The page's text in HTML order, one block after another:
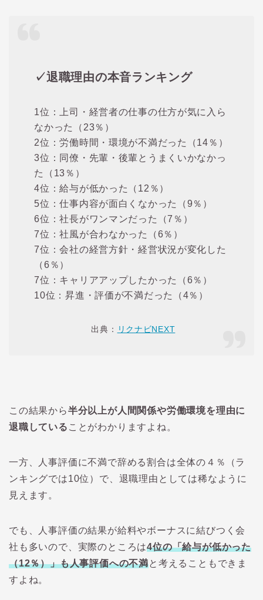
✓退職理由の本音ランキング
1位：上司・経営者の仕事の仕方が気に入ら
なかった（23％）
2位：労働時間・環境が不満だった（14％）
3位：同僚・先輩・後輩とうまくいかなかっ
た（13％）
4位：給与が低かった（12％）
5位：仕事内容が面白くなかった（9％）
6位：社長がワンマンだった（7％）
7位：社風が合わなかった（6％）
7位：会社の経営方針・経営状況が変化した
（6％）
7位：キャリアアップしたかった（6％）
10位：昇進・評価が不満だった（4％）
出典： リクナビNEXT
この結果から半分以上が人間関係や労働環境を理由に
退職している ことがわかりますよね。
一方、人事評価に不満で辞める割合は全体の４％（ラ
ンキングでは10位）で、退職理由としては稀なように
見えます。
でも、人事評価の結果が給料やボーナスに結びつく会
社も多いので、実際のところは4位の「給与が低かった
（12％）」も人事評価への不満と考えることもできま
すよね。